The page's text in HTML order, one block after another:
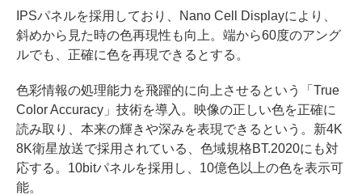
IPSパネルを採用しており、Nano Cell Displayにより、
斜めから見た時の色再現性も向上。端から60度のアング
ルでも、正確に色を再現できるとする。
色彩情報の処理能力を飛躍的に向上させるという「True
Color Accuracy」技術を導入。映像の正しい色を正確に
読み取り、本来の輝きや深みを表現できるという。新4K
8K衛星放送で採用されている、色域規格BT.2020にも対
応する。10bitパネルを採用し、10億色以上の色を表示可
能。